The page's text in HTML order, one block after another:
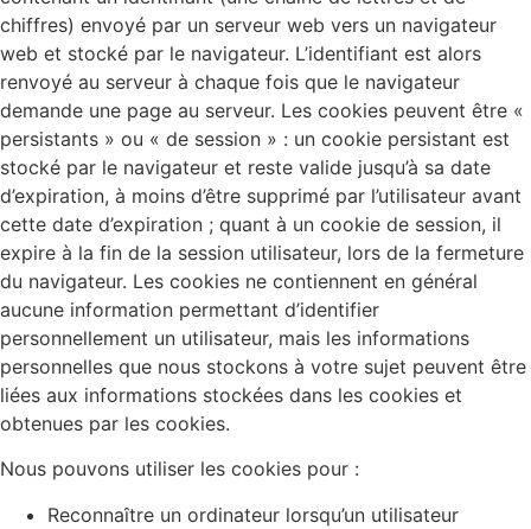
chiffres) envoyé par un serveur web vers un navigateur
web et stocké par le navigateur. L’identifiant est alors
renvoyé au serveur à chaque fois que le navigateur
demande une page au serveur. Les cookies peuvent être «
persistants » ou « de session » : un cookie persistant est
stocké par le navigateur et reste valide jusqu’à sa date
d’expiration, à moins d’être supprimé par l’utilisateur avant
cette date d’expiration ; quant à un cookie de session, il
expire à la fin de la session utilisateur, lors de la fermeture
du navigateur. Les cookies ne contiennent en général
aucune information permettant d’identifier
personnellement un utilisateur, mais les informations
personnelles que nous stockons à votre sujet peuvent être
liées aux informations stockées dans les cookies et
obtenues par les cookies.
Nous pouvons utiliser les cookies pour :
Reconnaître un ordinateur lorsqu’un utilisateur